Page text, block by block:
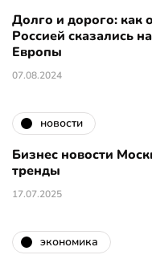
Долго и дорого: как
Россией сказались
Европы
07.08.2024
новости
Бизнес новости
тренды
17.07.2025
экономика